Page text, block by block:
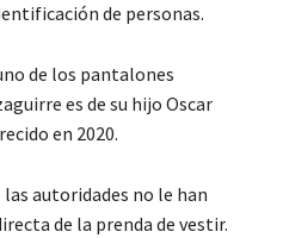
de personas.
de los pantalones
es de su hijo Oscar
en 2020.
autoridades no le han
de la prenda de vestir.